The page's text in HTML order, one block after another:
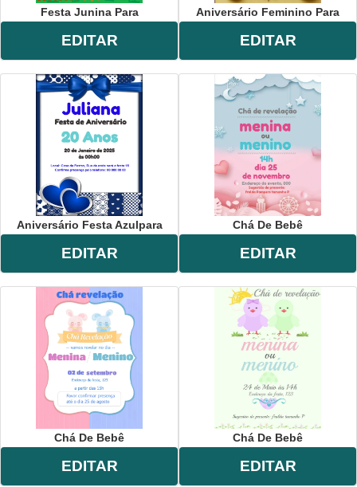
Festa Junina Para
EDITAR
Aniversário Feminino Para
EDITAR
Aniversário Festa Azulpara
EDITAR
Chá De Bebê
EDITAR
Chá De Bebê
EDITAR
Chá De Bebê
EDITAR